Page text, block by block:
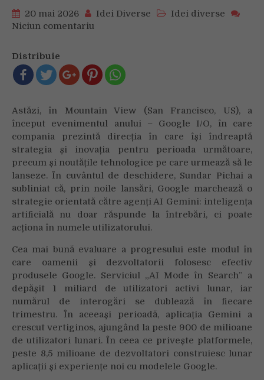
20 mai 2026 Idei Diverse
Idei diverse
Niciun comentariu
2026
dă
startul
agenților
Gemini
Distribuie
Astăzi, în Mountain View (San Francisco, US), a
început evenimentul anului – Google I/O, în care
compania prezintă direcția în care își îndreaptă
strategia și inovația pentru perioada următoare,
precum și noutățile tehnologice pe care urmează să le
lanseze. În cuvântul de deschidere, Sundar Pichai a
subliniat că, prin noile lansări, Google marchează o
strategie orientată către agenți AI Gemini: inteligența
artificială nu doar răspunde la întrebări, ci poate
acționa în numele utilizatorului.
Cea mai bună evaluare a progresului este modul în
care oamenii și dezvoltatorii folosesc efectiv
produsele Google. Serviciul „AI Mode în Search” a
depășit 1 miliard de utilizatori activi lunar, iar
numărul de interogări se dublează în fiecare
trimestru. În aceeași perioadă, aplicația Gemini a
crescut vertiginos, ajungând la peste 900 de milioane
de utilizatori lunari. În ceea ce privește platformele,
peste 8,5 milioane de dezvoltatori construiesc lunar
aplicații și experiențe noi cu modelele Google.